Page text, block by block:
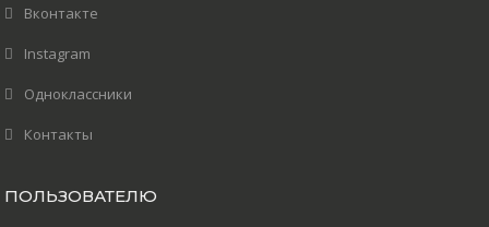
Вконтакте
Instagram
Одноклассники
Контакты
ПОЛЬЗОВАТЕЛЮ